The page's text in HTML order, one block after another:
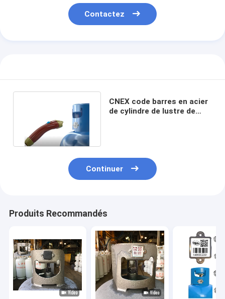
Contactez
CNEX code barres en acier
de cylindre de lustre de
Continuer
Produits Recommandés